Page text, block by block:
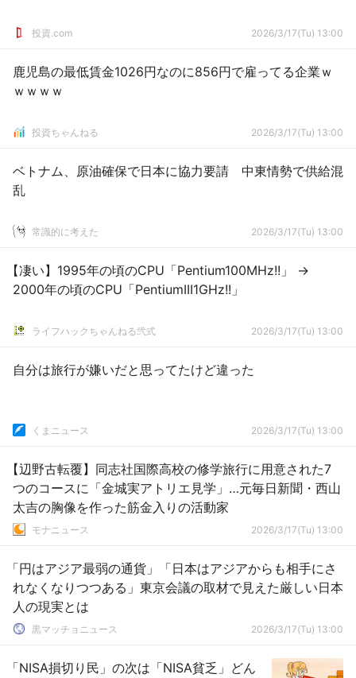
投資.com 2026/3/17(Tu) 13:00
鹿児島の最低賃金1026円なのに856円で雇ってる企業ｗ
ｗｗｗｗ
投資ちゃんねる 2026/3/17(Tu) 13:00
ベトナム、原油確保で日本に協力要請 中東情勢で供給混
乱
常識的に考えた 2026/3/17(Tu) 13:00
【凄い】1995年の頃のCPU「Pentium100MHz!!」 →
2000年の頃のCPU「PentiumIII1GHz!!」
ライフハックちゃんねる弐式 2026/3/17(Tu) 13:00
自分は旅行が嫌いだと思ってたけど違った
くまニュース 2026/3/17(Tu) 13:00
【辺野古転覆】同志社国際高校の修学旅行に用意された7
つのコースに「金城実アトリエ見学」…元毎日新聞・西山
太吉の胸像を作った筋金入りの活動家
モナニュース 2026/3/17(Tu) 13:00
「円はアジア最弱の通貨」「日本はアジアからも相手にさ
れなくなりつつある」東京会議の取材で見えた厳しい日本
人の現実とは
黒マッチョニュース 2026/3/17(Tu) 13:00
「NISA損切り民」の次は「NISA貧乏」どん